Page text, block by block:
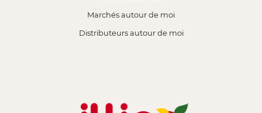
Marchés autour de moi
Distributeurs autour de moi